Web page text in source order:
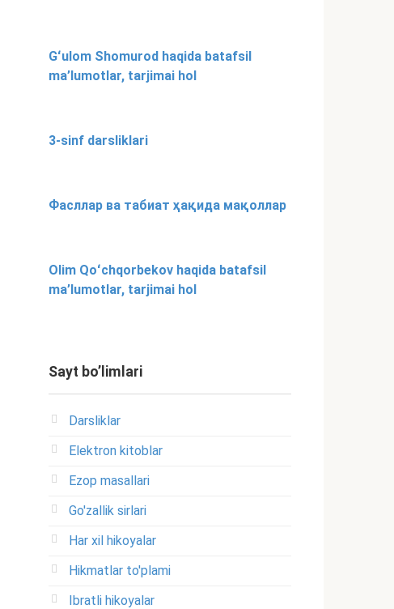
Gʻulom Shomurod haqida batafsil
ma’lumotlar, tarjimai hol
3-sinf darsliklari
Фасллар ва табиат ҳақида мақоллар
Olim Qoʻchqorbekov haqida batafsil
ma’lumotlar, tarjimai hol
Sayt bo’limlari
Darsliklar
Elektron kitoblar
Ezop masallari
Go'zallik sirlari
Har xil hikoyalar
Hikmatlar to'plami
Ibratli hikoyalar